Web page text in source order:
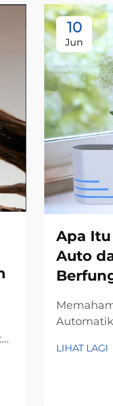
10
Jun
Apa
Auto
bekerja
LIHAT LAGI